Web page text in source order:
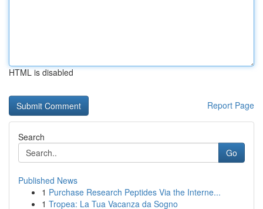
HTML is disabled
Report Page
Search
Go
Published News
1 Purchase Research Peptides Via the Interne...
1 Tropea: La Tua Vacanza da Sogno